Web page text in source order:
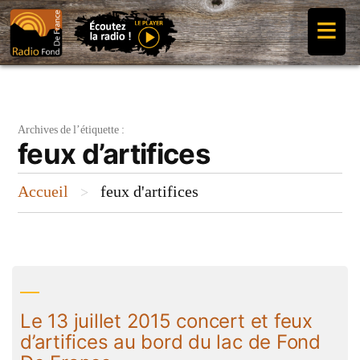
Aller
au
contenu
≡
Archives de l’étiquette :
feux d’artifices
Accueil > feux d'artifices
Le 13 juillet 2015 concert et feux
d’artifices au bord du lac de Fond